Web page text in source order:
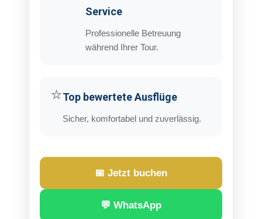
Service
Professionelle Betreuung
während Ihrer Tour.
⭐Top bewertete Ausflüge
Sicher, komfortabel und zuverlässig.
📅 Jetzt buchen
💬 WhatsApp